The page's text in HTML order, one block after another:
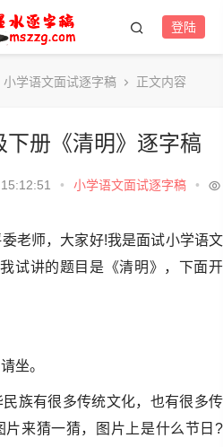
登陆
小学语文面试逐字稿 正文内容
下册《清明》逐字稿
• 小学语文面试逐字稿
•
老师，大家好!我是面试小学语文
试讲的题目是《清明》，下面开
坐。
民族有很多传统文化，也有很多传
来猜一猜，图片上是什么节日 ?